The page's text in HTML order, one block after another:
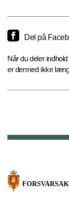
Del på
Når du deler
er dermed ikke